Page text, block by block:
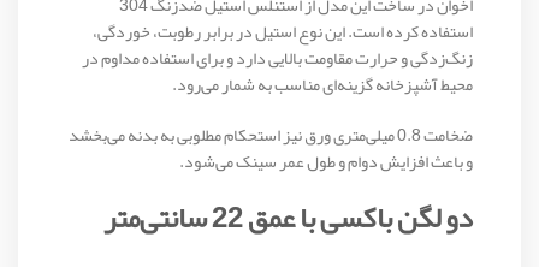
استفاده کرده است. این نوع استیل در برابر رطوبت، خوردگی،
زنگ‌زدگی و حرارت مقاومت بالایی دارد و برای استفاده مداوم در
محیط آشپزخانه گزینه‌ای مناسب به شمار می‌رود.
ضخامت 0.8 میلی‌متری ورق نیز استحکام مطلوبی به بدنه می‌بخشد
و باعث افزایش دوام و طول عمر سینک می‌شود.
دو لگن باکسی با عمق 22 سانتی‌متر